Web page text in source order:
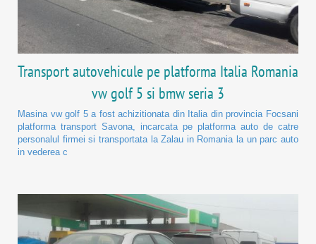
Transport autovehicule pe platforma Italia Romania
vw golf 5 si bmw seria 3
Masina vw golf 5 a fost achizitionata din Italia din provincia Focsani
platforma transport Savona, incarcata pe platforma auto de catre
personalul firmei si transportata la Zalau in Romania la un parc auto
in vederea c